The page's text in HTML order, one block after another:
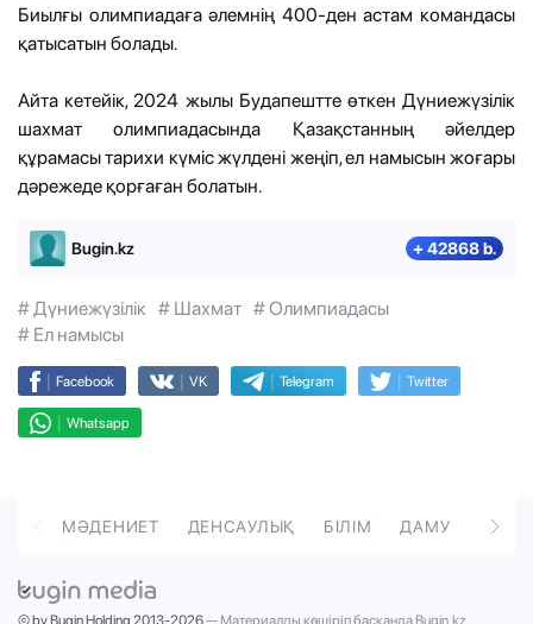
Биылғы олимпиадаға әлемнің 400-ден астам командасы
қатысатын болады.
Айта кетейік, 2024 жылы Будапештте өткен Дүниежүзілік
шахмат олимпиадасында Қазақстанның әйелдер
құрамасы тарихи күміс жүлдені жеңіп, ел намысын жоғары
дәрежеде қорғаған болатын.
Bugin.kz + 42868 b.
# Дүниежүзілік # Шахмат # Олимпиадасы
# Ел намысы
| Facebook | VK | Telegram | Twitter
| Whatsapp
МӘДЕНИЕТ ДЕНСАУЛЫҚ БІЛІМ ДАМУ
© by Bugin Holding 2013-2026— Материалды көшіріп басқанда Bugin.kz